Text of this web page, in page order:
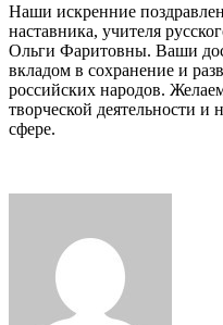
Наши искренние
наставника, учителя
Ольги Фаритовны. Ваши
вкладом в сохранение и
российских народов.
творческой деятельности
сфере.